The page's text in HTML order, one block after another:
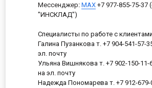
Мессенджер: MAX +7 977-855-75-
"ИНСКЛАД")
Специалисты по работе с
Галина Пузанкова т. +7 904-541-57-
эл. почту
Ульяна Вишнякова т. +7 902-150-
на эл. почту
Надежда Пономарева т. +7 912-679-